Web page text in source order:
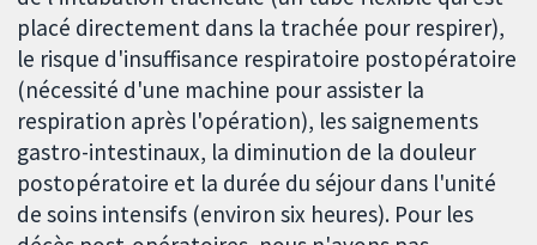
placé directement dans la trachée pour respirer),
le risque d'insuffisance respiratoire postopératoire
(nécessité d'une machine pour assister la
respiration après l'opération), les saignements
gastro-intestinaux, la diminution de la douleur
postopératoire et la durée du séjour dans l'unité
de soins intensifs (environ six heures). Pour les